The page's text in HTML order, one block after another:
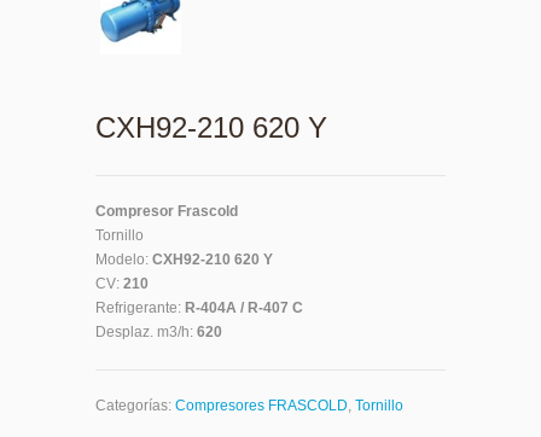
CXH92-210 620 Y
Compresor Frascold
Tornillo
Modelo: CXH92-210 620 Y
CV: 210
Refrigerante: R-404A / R-407 C
Desplaz. m3/h: 620
Categorías: Compresores FRASCOLD, Tornillo